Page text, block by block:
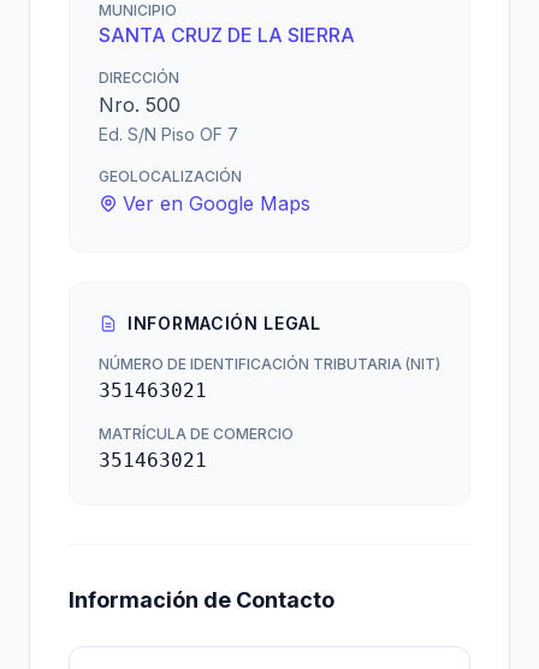
MUNICIPIO
SANTA CRUZ DE LA SIERRA
DIRECCIÓN
Nro. 500
Ed. S/N Piso OF 7
GEOLOCALIZACIÓN
Ver en Google Maps
INFORMACIÓN LEGAL
NÚMERO DE IDENTIFICACIÓN TRIBUTARIA (NIT)
351463021
MATRÍCULA DE COMERCIO
351463021
Información de Contacto